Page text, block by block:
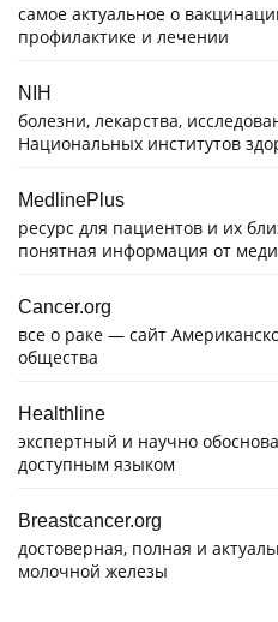
самое актуальное о
профилактике и лечении
NIH
болезни, лекарства,
Национальных институтов
MedlinePlus
ресурс для пациентов и их
понятная информация от
Cancer.org
все о раке — сайт
общества
Healthline
экспертный и научно
доступным языком
Breastcancer.org
достоверная, полная и
молочной железы